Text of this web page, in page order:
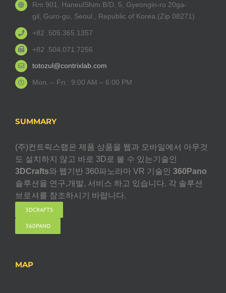
Rm 901, HaneulShim B/D, 5, Gyeongin-ro 20ga-
gil, Guro-gu, Seoul , Republic of Korea.(Zip 08271)
+82 .505.365.1357
+82 .504.071.7256
totozul@contrixlab.com
Mon. – Fri.: 9:00 AM – 6:00 PM
SUMMARY
(주)컨트릭스랩은 제품 상품을 웹과 모바일에서 아무것
도 설치하지 않고 바로 3D로 볼 수 있는기술인
3DCrafts와 웹기반 360파노라마 VR 기술인 360Pano
솔루션을 연구,개발, 서비스 하고 있습니다. 각 솔루션
브로셔를 참조하시기 바랍니다.
3DCRAFTS
360PANO
MAP